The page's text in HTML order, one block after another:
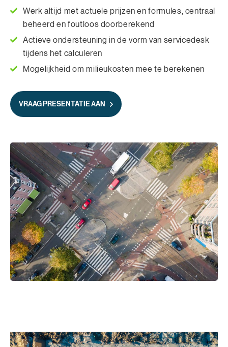
Werk altijd met actuele prijzen en formules, centraal
beheerd en foutloos doorberekend
Actieve ondersteuning in de vorm van servicedesk
tijdens het calculeren
Mogelijkheid om milieukosten mee te berekenen
VRAAG PRESENTATIE AAN